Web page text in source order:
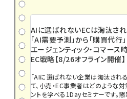
AIに選ばれないECは淘汰され
「AI需要予測」から「購買代行
エージェンティック・コマース
EC戦略【8/26オフライン開催】
「AIに選ばれない企業は淘汰される
て、小売・EC事業者はどのような
ントを学べる1Dayセミナーです。懇